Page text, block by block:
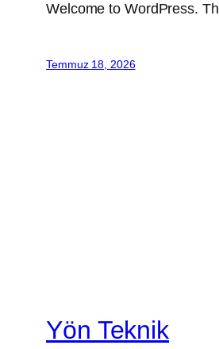
Welcome to WordPress.
Temmuz 18, 2026
Yön Teknik